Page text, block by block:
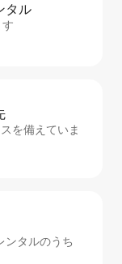
タ⁠ル
を備えていま
ンタルのうち